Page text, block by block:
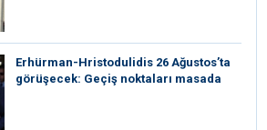
Erhürman-Hristodulidis 26 Ağustos’ta
görüşecek: Geçiş noktaları masada